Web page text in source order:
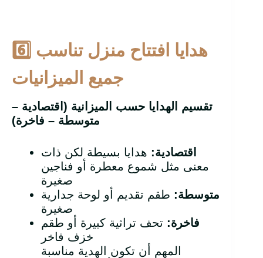
6️ هدايا افتتاح منزل تناسب
جميع الميزانيات
تقسيم الهدايا حسب الميزانية (اقتصادية –
متوسطة – فاخرة)
اقتصادية: هدايا بسيطة لكن ذات
معنى مثل شموع معطرة أو فناجين
صغيرة
متوسطة: طقم تقديم أو لوحة جدارية
صغيرة
فاخرة: تحف تراثية كبيرة أو طقم
خزف فاخر
المهم أن تكون الهدية مناسبة